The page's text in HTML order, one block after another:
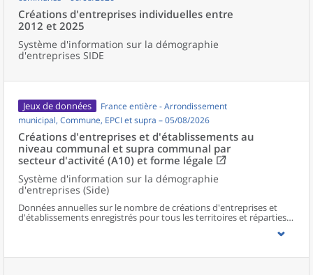
Créations d'entreprises individuelles entre
2012 et 2025
Système d'information sur la démographie
d'entreprises SIDE
Jeux de données
France entière - Arrondissement
municipal, Commune, EPCI et supra – 05/08/2026
Créations d'entreprises et d'établissements au
niveau communal et supra communal par
secteur d'activité (A10) et forme légale
Système d'information sur la démographie
d'entreprises (Side)
Données annuelles sur le nombre de créations d'entreprises et
d'établissements enregistrés pour tous les territoires et réparties
selon le secteur d’activité et la forme légale.